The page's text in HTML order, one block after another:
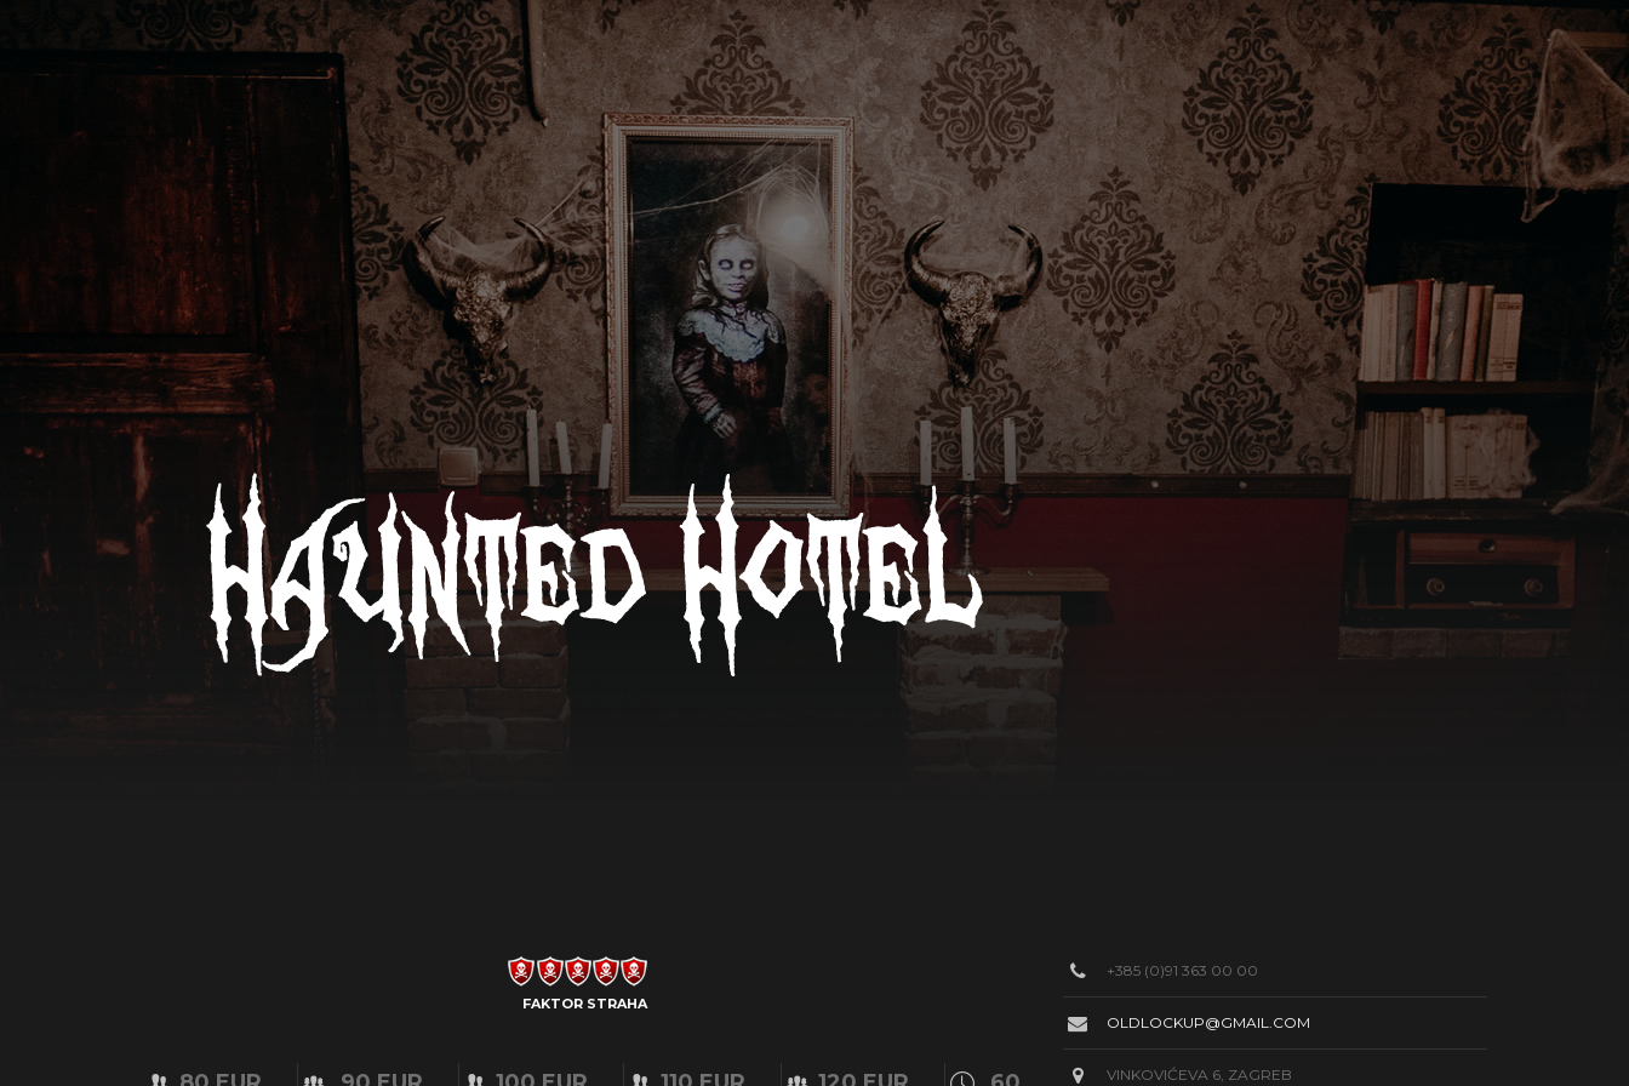
FAKTOR STRAHA
+385 (0)91 363 00 00
OLDLOCKUP@GMAIL.COM
VINKOVIĆEVA 6, ZAGREB